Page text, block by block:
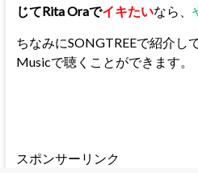
じてRita Oraでイキたいなら、
ちなみにSONGTREEで紹介し
Musicで聴くことができます。
スポンサーリンク